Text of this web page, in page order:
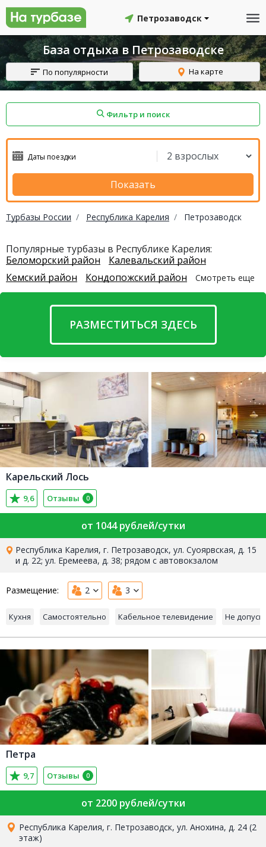
Петрозаводск
База отдыха в Петрозаводске
По популярности На карте
Фильтр и поиск
Показать
Турбазы России Республика Карелия Петрозаводск
Популярные турбазы в Республике Карелия:
Беломорский район
Калевальский район
Кемский район
Кондопожский район Смотреть еще
РАЗМЕСТИТЬСЯ ЗДЕСЬ
Карельский Лось
9,6 Отзывы 0
от 1044 рублей/сутки
Республика Карелия, г. Петрозаводск, ул. Суоярвская, д. 15
и д. 22; ул. Еремеева, д. 38; рядом с автовокзалом
Размещение: 2 3
Кухня Самостоятельно Кабельное телевидение Не
Петра
9,7 Отзывы 0
от 2200 рублей/сутки
Республика Карелия, г. Петрозаводск, ул. Анохина, д. 24 (2
этаж)
Смоленский район Топчихинский район
Красноборский район
Онежский район
Северодвинск Устьянский район